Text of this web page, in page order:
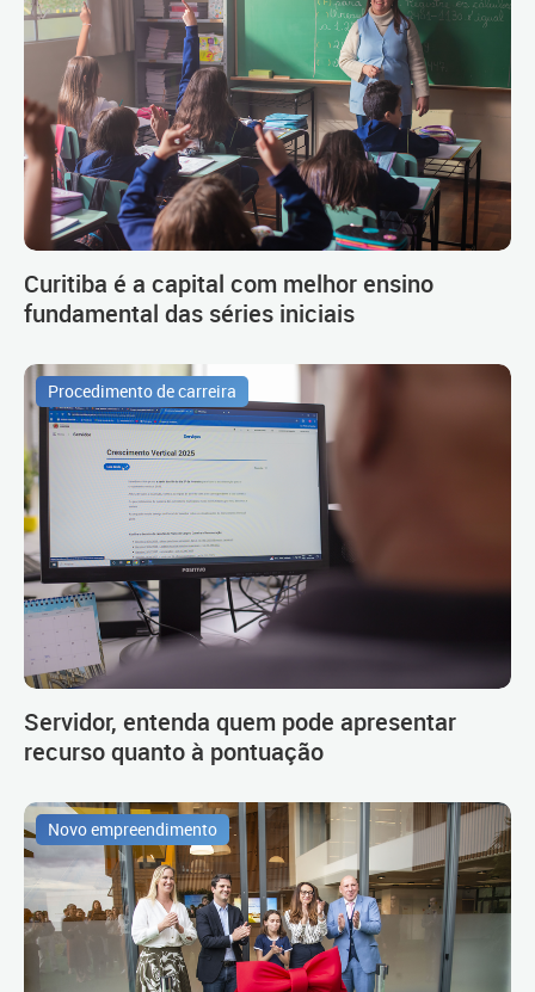
Curitiba é a capital com melhor ensino
fundamental das séries iniciais
Procedimento de carreira
Servidor, entenda quem pode apresentar
recurso quanto à pontuação
Novo empreendimento